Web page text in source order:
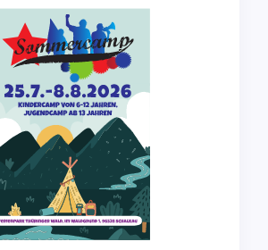
vom
Sportfest
auf
dem
Sommercamp